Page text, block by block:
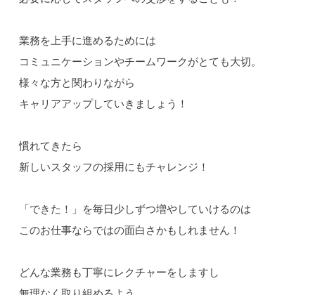
業務を上手に進めるためには
コミュニケーションやチームワークがとても大切。
様々な方と関わりながら
キャリアアップしていきましょう！
慣れてきたら
新しいスタッフの採用にもチャレンジ！
「できた！」を毎日少しずつ増やしていけるのは
このお仕事ならではの面白さかもしれません！
どんな業務も丁寧にレクチャーをしますし